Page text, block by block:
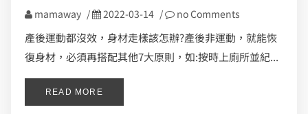
mamaway / 2022-03-14 / no Comments
產後運動都沒效，身材走樣該怎辦?產後非運動，就能恢
復身材，必須再搭配其他7大原則，如:按時上廁所並紀...
READ MORE